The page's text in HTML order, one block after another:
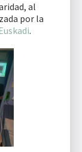
al
por la
.